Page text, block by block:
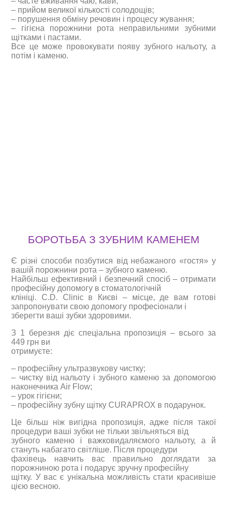
– прийом великої кількості солодощів;
– порушення обміну речовин і процесу жування;
– гігієна порожнини рота неправильними зубними
щітками і пастами.
Все це може провокувати появу зубного нальоту, а
потім і каменю.
БОРОТЬБА З ЗУБНИМ КАМЕНЕМ
Є різні способи позбутися від небажаного «гостя» у
вашій порожнини рота – зубного каменю.
Найбільш ефективний і безпечний спосіб – отримати
професійну допомогу в стоматологічній
клініці. C.D. Clinic в Києві – місце, де вам готові
запропонувати свою допомогу професіонали і
зберегти ваші зубки здоровими.
З 1 березня діє спеціальна пропозиція – всього за
449 грн ви
отримуєте:
– професійну ультразвукову чистку;
– чистку від нальоту і зубного каменю за допомогою
наконечника Air Flow;
– урок гігієни;
– професійну зубну щітку CURAPROX в подарунок.
Це більш ніж вигідна пропозиція, адже після такої
процедури ваші зубки не тільки звільняться від
зубного каменю і важковидаляємого нальоту, а й
стануть набагато світліше. Після процедури
фахівець навчить вас правильно доглядати за
порожниною рота і подарує зручну професійну
щітку. У вас є унікальна можливість стати красивіше
цією весною.